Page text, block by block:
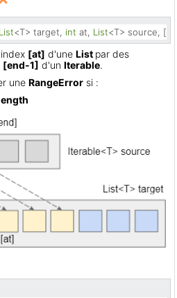
List<T> target, int at, List<T> source, [
[at] d'une List par des
[end-1] d'un Iterable.
une RangeError si :